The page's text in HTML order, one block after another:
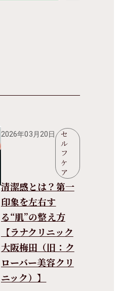
2026年03月20日
セ
ル
フ
ケ
ア
清潔感とは？第一
印象を左右す
る“肌”の整え方
【ラナクリニック
大阪梅田（旧：ク
ローバー美容クリ
ニック）】